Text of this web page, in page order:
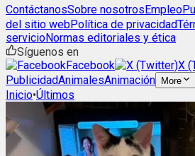
ContáctanosSobre nosotrosEmpleo
del sitio webPolítica de privacidad
servicioNormas editoriales y ética
Síguenos en
Facebook
X
PublicidadAnimalesAnimación More
Inicio•Últimos